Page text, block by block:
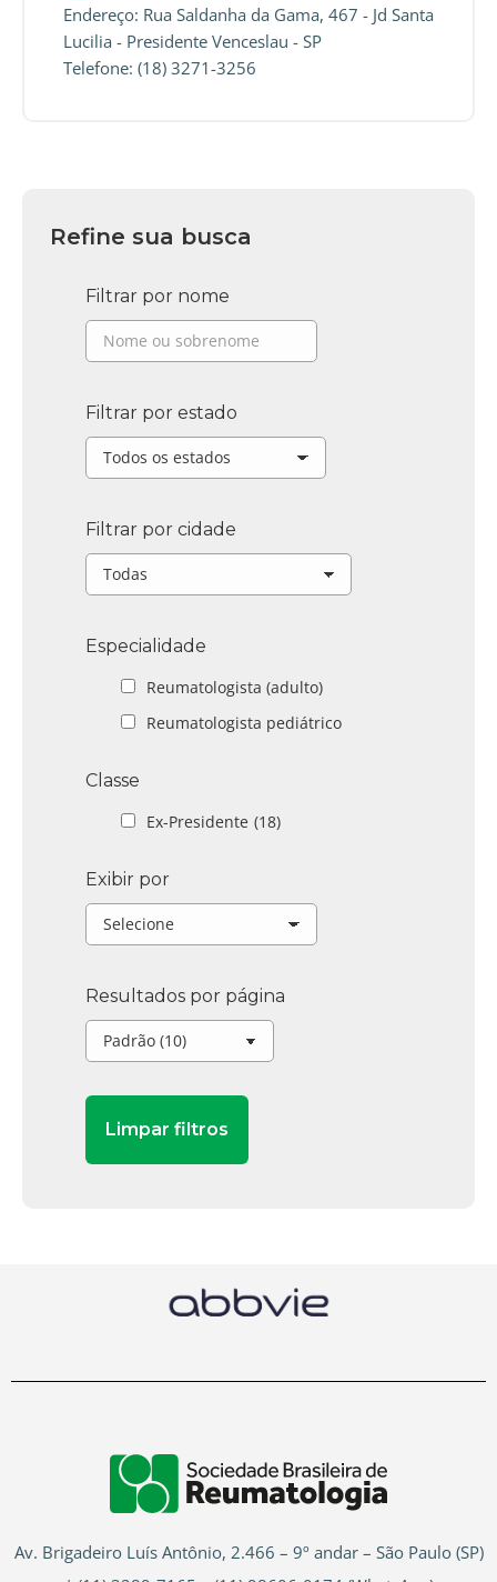
Endereço: Rua Saldanha da Gama, 467 - Jd Santa
Lucilia - Presidente Venceslau - SP
Telefone: (18) 3271-3256
Refine sua busca
Filtrar por nome
Filtrar por estado
Filtrar por cidade
Especialidade
Reumatologista (adulto)
Reumatologista pediátrico
Classe
Ex-Presidente (18)
Exibir por
Resultados por página
Av. Brigadeiro Luís Antônio, 2.466 – 9º andar – São Paulo (SP)